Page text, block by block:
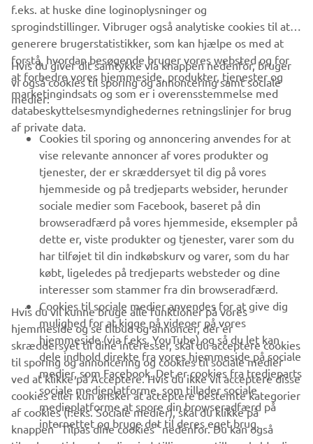
VIRKSOMHED
B2B
MERE YAMAHA
SUPPORT
NYHEDSBREV
Vær den første til at få besked om de seneste tilbud, særlige
arrangementer, nye udgivelser og meget mere.
TILMELD DIG
Læs vores privatlivspolitik for at lære, hvordan vi behandler dine
personlige data:Privatlivspolitik
f.eks. at huske dine loginoplysninger og
sprogindstillinger. Vibruger også analytiske cookies til at
generere brugerstatistikker, som kan hjælpe os med at
forstå, hvordan besøgende bruger vores websted og for
at forbedre vores hjemmeside, produkter, tjenester og
marketingindsats og som er i overensstemmelse med
databeskyttelsesmyndighedernes retningslinjer for brug
af private data.
Hvis du giver dit samtykke via knappen nedenfor, bruger
vi også cookies til sporing og annoncering samt sociale
medier:
Cookies til sporing og annoncering anvendes for at
vise relevante annoncer af vores produkter og
tjenester, der er skræddersyet til dig på vores
hjemmeside og på tredjeparts websider, herunder
sociale medier som Facebook, baseret på din
browseradfærd på vores hjemmeside, eksempler på
dette er, viste produkter og tjenester, varer som du
har tilføjet til din indkøbskurv og varer, som du har
købt, ligeledes på tredjeparts websteder og dine
interesser som stammer fra din browseradfærd.
Cookies til sociale medier anvendes for at give dig
mulighed for at kigge på videoer på vores
hjemmeside (via f.eks. YouTube) og så du let kan
dele indhold direkte fra vores hjemmeside på sociale
medier, som Facebook. Det er cookies fra tredjeparts
sociale medieplatforme, som tillader sociale
medieplatforme at spore din browseradfærd på
internettet og bruge det til deres eget brug.
Hvis du vil kunne bruge alle funktioner på vores
hjemmeside og se tilbud og annoncer, der er
skræddersyet til dine interesser, skal du acceptere cookies
til sporing og annoncering og cookies til sociale medier
ved at klikke på Acceptere. Hvis du ikke vil acceptere disse
cookies eller kun ønsker at acceptere bestemte kategorier
af cookies (f.eks. Sociale medier), skal du klikke på
knappen "Tilpas dine cookies" nedenfor. Du kan også